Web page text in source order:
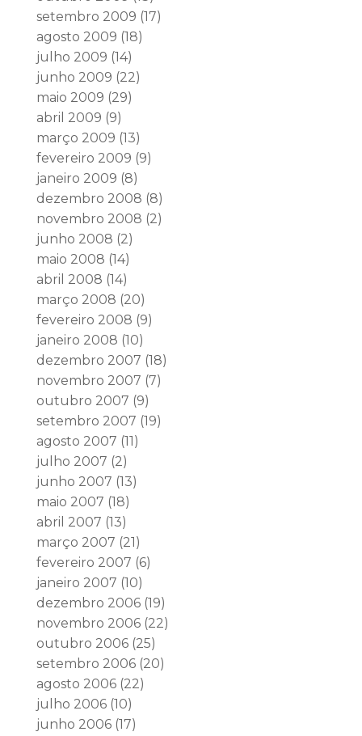
setembro 2009 (17)
agosto 2009 (18)
julho 2009 (14)
junho 2009 (22)
maio 2009 (29)
abril 2009 (9)
março 2009 (13)
fevereiro 2009 (9)
janeiro 2009 (8)
dezembro 2008 (8)
novembro 2008 (2)
junho 2008 (2)
maio 2008 (14)
abril 2008 (14)
março 2008 (20)
fevereiro 2008 (9)
janeiro 2008 (10)
dezembro 2007 (18)
novembro 2007 (7)
outubro 2007 (9)
setembro 2007 (19)
agosto 2007 (11)
julho 2007 (2)
junho 2007 (13)
maio 2007 (18)
abril 2007 (13)
março 2007 (21)
fevereiro 2007 (6)
janeiro 2007 (10)
dezembro 2006(19)
novembro 2006(22)
outubro 2006(25)
setembro 2006(20)
agosto 2006(22)
julho 2006(10)
junho 2006(17)